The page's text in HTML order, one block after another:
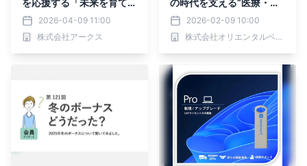
を応援する「未来を育てる
一皿に！」キャンペーン開
始
2026-04-09 11:00
株式会社アークス
の時代を支える“医療・福
祉向けパン食”の新提案
2026-02-09 10:00
株式会社オリエンタルベーカリー